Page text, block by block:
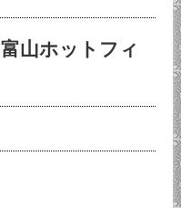
山ホットフィ